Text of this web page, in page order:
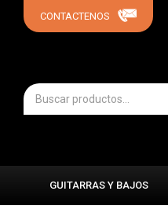
GUITARRAS Y BAJOS